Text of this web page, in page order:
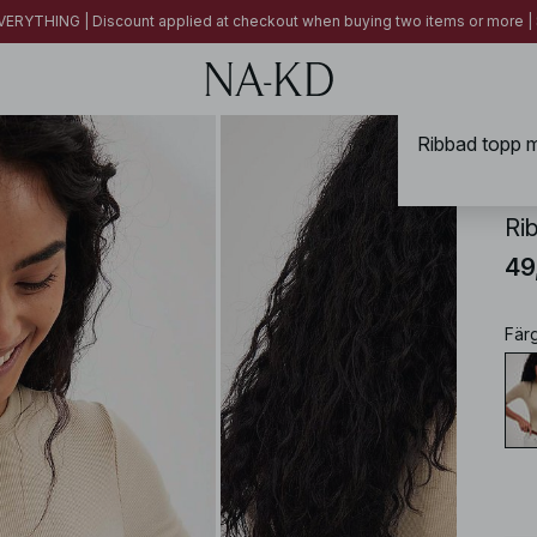
| Discount applied at checkout when buying two items or more |
Ribbad topp